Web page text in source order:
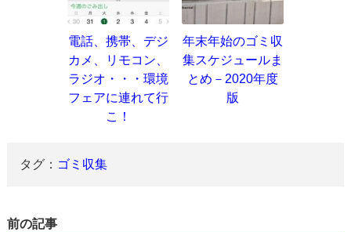
電話、携帯、デジ
カメ、リモコン、
ラジオ・・・環境
フェアに連れて行
こ！
年末年始のゴミ収
集スケジュールま
とめ－2020年度
版
タグ： ゴミ収集
前の記事